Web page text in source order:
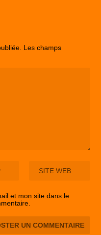
Les champs
et mon site dans le